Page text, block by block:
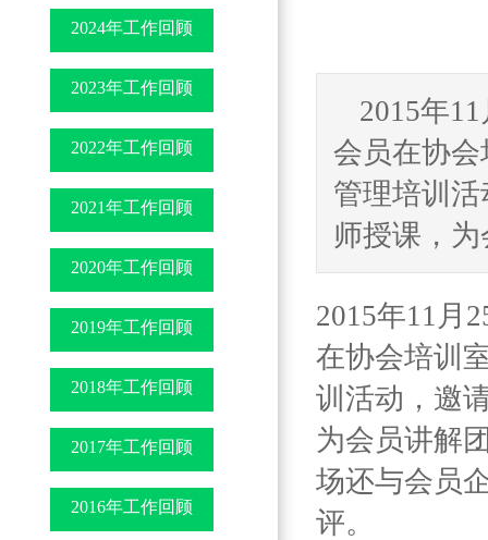
2024年工作回顾
2023年工作回顾
2022年工作回顾
2021年工作回顾
2020年工作回顾
2019年工作回顾
2018年工作回顾
2017年工作回顾
2016年工作回顾
2015年
会员在协
管理培训
师授课，
2015年11月
在协会培训
训活动，邀
为会员讲解
场还与会员
评。